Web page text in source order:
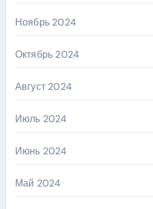
Ноябрь 2024
Октябрь 2024
Август 2024
Июль 2024
Июнь 2024
Май 2024